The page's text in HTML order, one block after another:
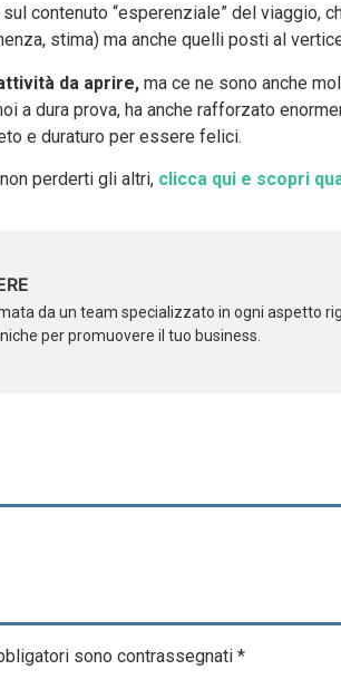
contenuto “esperenziale” del
stima) ma anche quelli posti al
da aprire, ma ce ne sono anche
a dura prova, ha anche rafforzato
e duraturo per essere felici.
perderti gli altri, clicca qui e scopri
da un team specializzato in ogni aspetto
per promuovere il tuo business.
sono contrassegnati *